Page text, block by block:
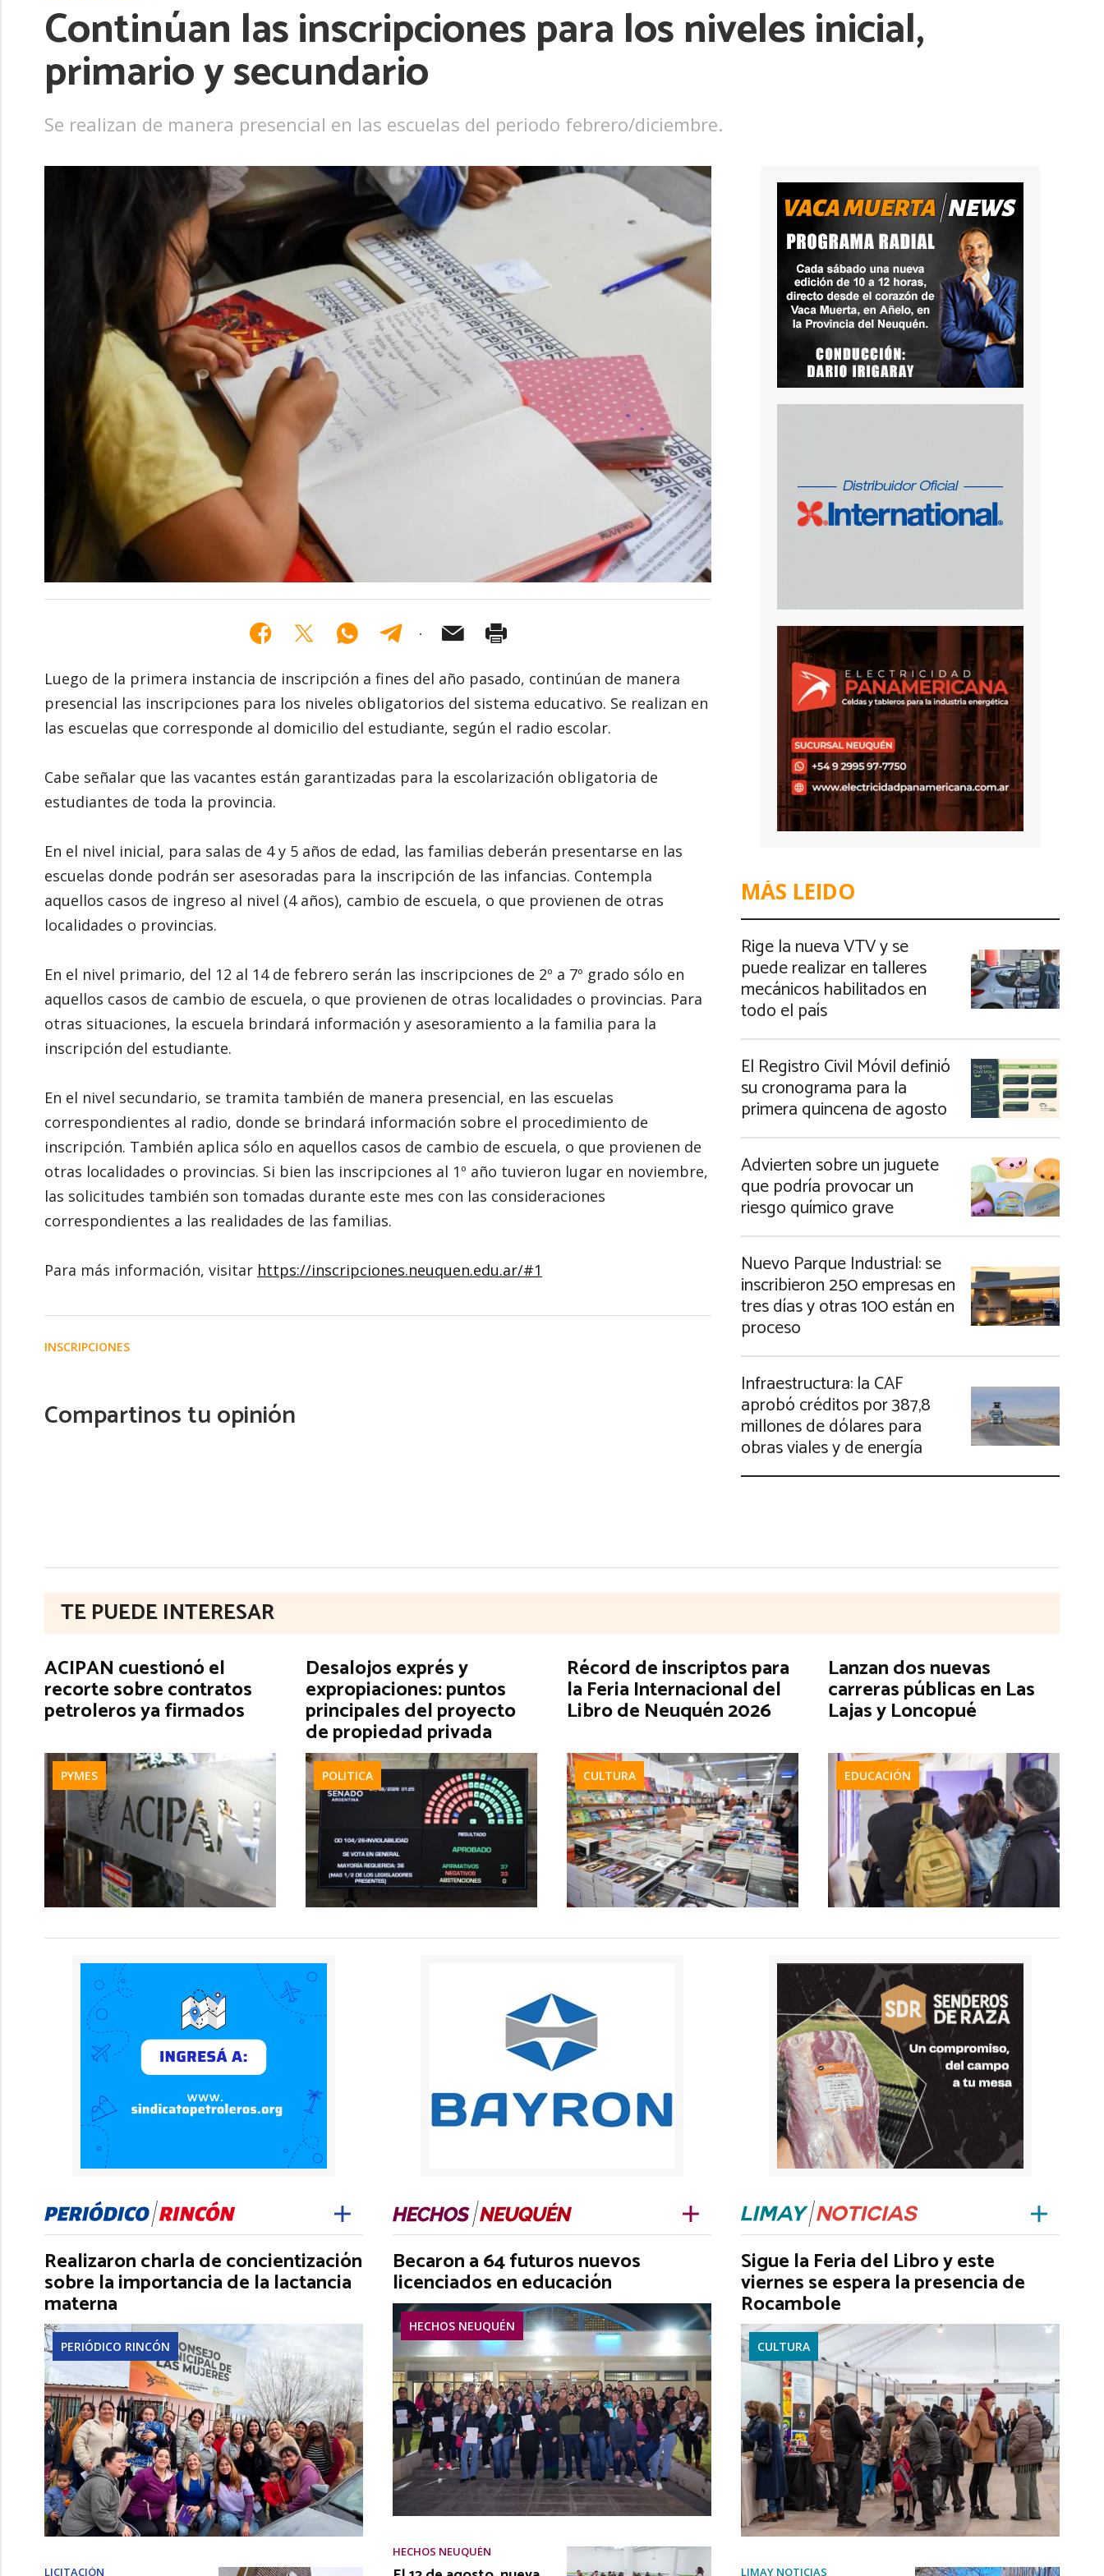
Ver más
Continúan las inscripciones para los niveles inicial,
primario y secundario
Se realizan de manera presencial en las escuelas del periodo febrero/diciembre.
Luego de la primera instancia de inscripción a fines del año pasado, continúan de manera
presencial las inscripciones para los niveles obligatorios del sistema educativo. Se realizan en
las escuelas que corresponde al domicilio del estudiante, según el radio escolar.
Cabe señalar que las vacantes están garantizadas para la escolarización obligatoria de
estudiantes de toda la provincia.
En el nivel inicial, para salas de 4 y 5 años de edad, las familias deberán presentarse en las
escuelas donde podrán ser asesoradas para la inscripción de las infancias. Contempla
aquellos casos de ingreso al nivel (4 años), cambio de escuela, o que provienen de otras
localidades o provincias.
En el nivel primario, del 12 al 14 de febrero serán las inscripciones de 2º a 7º grado sólo en
aquellos casos de cambio de escuela, o que provienen de otras localidades o provincias. Para
otras situaciones, la escuela brindará información y asesoramiento a la familia para la
inscripción del estudiante.
En el nivel secundario, se tramita también de manera presencial, en las escuelas
correspondientes al radio, donde se brindará información sobre el procedimiento de
inscripción. También aplica sólo en aquellos casos de cambio de escuela, o que provienen de
otras localidades o provincias. Si bien las inscripciones al 1º año tuvieron lugar en noviembre,
las solicitudes también son tomadas durante este mes con las consideraciones
correspondientes a las realidades de las familias.
Para más información, visitar https://inscripciones.neuquen.edu.ar/#1
INSCRIPCIONES
Compartinos tu opinión
MÁS LEIDO
Rige la nueva VTV y se
puede realizar en talleres
mecánicos habilitados en
todo el país
El Registro Civil Móvil definió
su cronograma para la
primera quincena de agosto
Advierten sobre un juguete
que podría provocar un
riesgo químico grave
Nuevo Parque Industrial: se
inscribieron 250 empresas en
tres días y otras 100 están en
proceso
Infraestructura: la CAF
aprobó créditos por 387,8
millones de dólares para
obras viales y de energía
TE PUEDE INTERESAR
ACIPAN cuestionó el
recorte sobre contratos
petroleros ya firmados
PYMES
Desalojos exprés y
expropiaciones: puntos
principales del proyecto
de propiedad privada
POLITICA
Récord de inscriptos para
la Feria Internacional del
Libro de Neuquén 2026
CULTURA
Lanzan dos nuevas
carreras públicas en Las
Lajas y Loncopué
EDUCACIÓN
Realizaron charla de concientización
sobre la importancia de la lactancia
materna
PERIÓDICO RINCÓN
LICITACIÓN
Becaron a 64 futuros nuevos
licenciados en educación
HECHOS NEUQUÉN
HECHOS NEUQUÉN
Sigue la Feria del Libro y este
viernes se espera la presencia de
Rocambole
CULTURA
LIMAY NOTICIAS